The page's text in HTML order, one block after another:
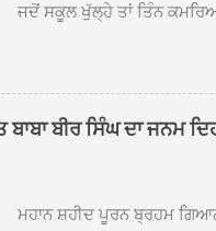
ਜਦੋਂ ਸਕੂਲ ਖੁੱਲ੍ਹੇ ਤਾਂ ਤਿੰਨ
ਹੋਈਆਂ ਸਨ। ਉਨ੍ਹਾਂ ਦੱਸਿਆ ਕਿ
20 ਤੋਂ 30 ਜੂਨ ਵਿਚਕਾਰ ਹੋਈ
ਸਿੰਘ ਟੋਡਰਵਾਲ ਨੇ ਦੱਸਿਆ ਕਿ
ਜਿਸ ਦੀ ਮਾਪਿਆਂ ਨੇ ਖੂਬ
ਬਾਬਾ ਬੀਰ ਸਿੰਘ ਦਾ ਜਨਮ
ਮਹਾਨ ਸ਼ਹੀਦ ਪੂਰਨ ਬ੍ਰਹਮ